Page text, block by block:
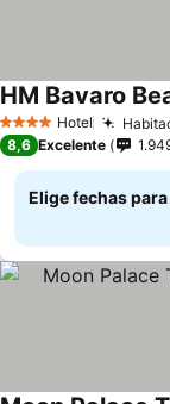
4 EstrellasHotel
HM Bavaro
8,6 Excelente
Elige fechas